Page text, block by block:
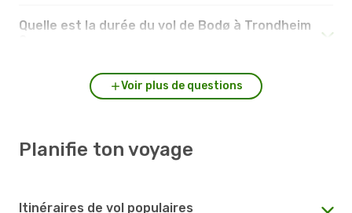
Quelle est la durée du vol de Bodø à Trondheim
Voir plus de questions
Planifie ton voyage
Itinéraires de vol populaires